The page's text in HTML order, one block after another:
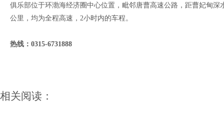
俱乐部位于环渤海经济圈中心位置，毗邻唐曹高速公路，距曹妃甸
公里，均为全程高速，2小时内的车程。
热线：0315-6731888
相关阅读：